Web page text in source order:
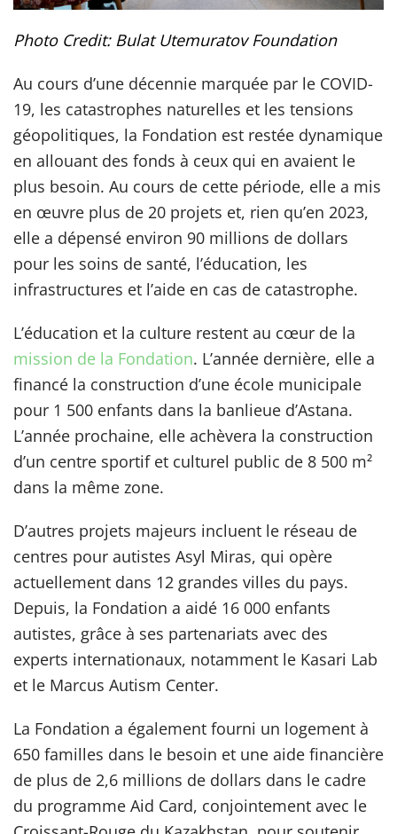
Photo Credit: Bulat Utemuratov Foundation
Au cours d’une décennie marquée par le COVID-
19, les catastrophes naturelles et les tensions
géopolitiques, la Fondation est restée dynamique
en allouant des fonds à ceux qui en avaient le
plus besoin. Au cours de cette période, elle a mis
en œuvre plus de 20 projets et, rien qu’en 2023,
elle a dépensé environ 90 millions de dollars
pour les soins de santé, l’éducation, les
infrastructures et l’aide en cas de catastrophe.
L’éducation et la culture restent au cœur de la
mission de la Fondation. L’année dernière, elle a
financé la construction d’une école municipale
pour 1 500 enfants dans la banlieue d’Astana.
L’année prochaine, elle achèvera la construction
d’un centre sportif et culturel public de 8 500 m²
dans la même zone.
D’autres projets majeurs incluent le réseau de
centres pour autistes Asyl Miras, qui opère
actuellement dans 12 grandes villes du pays.
Depuis, la Fondation a aidé 16 000 enfants
autistes, grâce à ses partenariats avec des
experts internationaux, notamment le Kasari Lab
et le Marcus Autism Center.
La Fondation a également fourni un logement à
650 familles dans le besoin et une aide financière
de plus de 2,6 millions de dollars dans le cadre
du programme Aid Card, conjointement avec le